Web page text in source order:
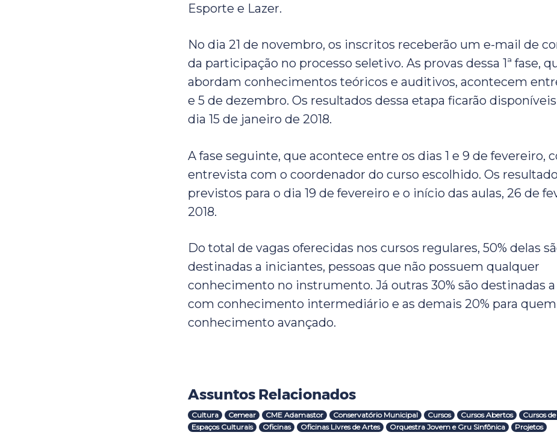
Esporte e Lazer.
No dia 21 de novembro, os inscritos receberão um e-mail de
da participação no processo seletivo. As provas dessa 1ª fase,
abordam conhecimentos teóricos e auditivos, acontecem
e 5 de dezembro. Os resultados dessa etapa ficarão
dia 15 de janeiro de 2018.
A fase seguinte, que acontece entre os dias 1 e 9 de fevereiro,
entrevista com o coordenador do curso escolhido. Os
previstos para o dia 19 de fevereiro e o início das aulas, 26 de
2018.
Do total de vagas oferecidas nos cursos regulares, 50% delas
destinadas a iniciantes, pessoas que não possuem qualquer
conhecimento no instrumento. Já outras 30% são destinadas a
com conhecimento intermediário e as demais 20% para
conhecimento avançado.
Assuntos Relacionados
Cultura Cemear CME Adamastor Conservatório Municipal Cursos Cursos Abertos Cursos
Espaços Culturais
Oficinas Oficinas Livres de Artes Orquestra Jovem e Gru Sinfônica Projetos